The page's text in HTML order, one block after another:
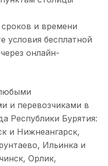
и времени
условия бесплатной
онлайн-
и перевозчиками в
Республики Бурятия:
и Нижнеангарск,
Ильинка и
Орлик,